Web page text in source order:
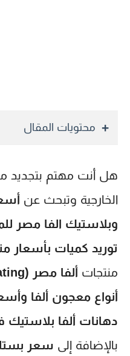
محتويات المقال
هل أنت مهتم بتجديد
الخارجية وتبحث عن
وبلاستيك الفا مصر
توريد كميات بأسعار
منتجات ألفا مصر (alfacoating)
أنواع معجون ألفا
دهانات ألفا
بالإضافة إلى سعر